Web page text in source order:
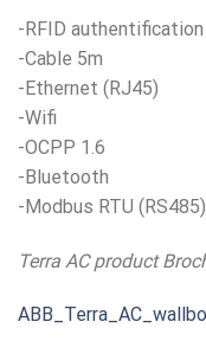
-RFID authentification
-Cable 5m
-Ethernet (RJ45)
-Wifi
-OCPP 1.6
-Bluetooth
-Modbus RTU (RS485)
Terra AC product